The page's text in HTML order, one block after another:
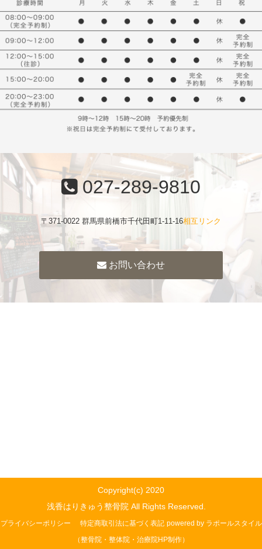
027-289-9810
〒371-0022 群馬県前橋市千代田町1-11-16相互リンク
お問い合わせ
Copyright(c) 2020
浅香はりきゅう整骨院 All Rights Reserved.
プライバシーポリシー 特定商取引法に基づく表記 powered by ラポールスタイル
（整骨院・整体院・治療院HP制作）